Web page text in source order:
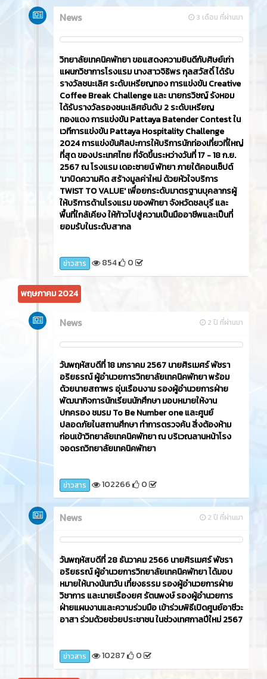
3 เดือน ที่ผ่านมา
News
วิทยาลัยเทคนิคพัทยา ขอแสดงความยินดีกับศิษย์เก่า
แผนกวิชาการโรงแรม นางสาวจิธิพร กุลสวัสดิ์ ได้รับ
รางวัลชนะเลิศ ระดับเหรียญทอง การแข่งขัน Creative
Coffee Break Challenge และ นายกรวิชญ์ รังหอม
ได้รับรางวัลรองชนะเลิศอันดับ 2 ระดับเหรียญ
ทองแดง การแข่งขัน Pattaya Batender Contest ใน
เวทีการแข่งขัน Pattaya Hospitality Challenge
2024 การแข่งขันศิลปะการให้บริการนักท่องเที่ยวที่ใหญ่
ที่สุด ของประเทศไทย ที่จัดขึ้นระหว่างวันที่ 17 - 18 ก.ย.
2567 ณ โรงแรม เดอะซายน์ พัทยา ภายใต้คอนเซ็ปต์
'มาบิดความคิด สร้างมูลค่าใหม่ ด้วยหัวใจบริการ
TWIST TO VALUE' เพื่อยกระดับมาตรฐานบุคลากรผู้
ให้บริการด้านโรงแรม ของพัทยา จังหวัดชลบุรี และ
พื้นที่ใกล้เคียง ให้ก้าวไปสู่ความเป็นมืออาชีพและเป็นที่
ยอมรับในระดับสากล
ข่าวสาร 854 0
พฤษภาคม 2024
2 ปี ที่ผ่านมา
News
วันพฤหัสบดีที่ 18 มกราคม 2567 นายศิรเมศร์ พัชรา
อริยธรณ์ ผู้อำนวยการวิทยาลัยเทคนิคพัทยา พร้อม
ด้วยนายสถาพร อุ่นเรือนงาม รองผู้อำนวยการฝ่าย
พัฒนากิจการนักเรียนนักศึกษา มอบหมายให้งาน
ปกครอง ชมรม To Be Number one และศูนย์
ปลอดภัยในสถานศึกษา ทำการตรวจค้น สิ่งต้องห้าม
ก่อนเข้าวิทยาลัยเทคนิคพัทยา ณ บริเวณลานหน้าโรง
จอดรถวิทยาลัยเทคนิคพัทยา
ข่าวสาร 102266 0
2 ปี ที่ผ่านมา
News
วันพฤหัสบดีที่ 28 ธันวาคม 2566 นายศิรเมศร์ พัชรา
อริยธรณ์ ผู้อำนวยการวิทยาลัยเทคนิคพัทยา ได้มอบ
หมายให้นางนันทวัน เที่ยงธรรม รองผู้อำนวยการฝ่าย
วิชาการ และนายเรืองยศ รัตนพงษ์ รองผู้อำนวยการ
ฝ่ายแผนงานและความร่วมมือ เข้าร่วมพิธีเปิดศูนย์อาชีวะ
อาสา ร่วมด้วยช่วยประชาชน ในช่วงเทศกาลปีใหม่ 2567
ข่าวสาร 10287 0